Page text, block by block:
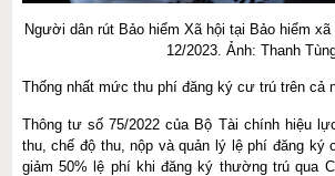
Người dân rút Bảo hiểm Xã hội tại Bảo hiểm
12/2023. Ảnh: Thanh
Thống nhất mức thu phí đăng ký cư trú trên cả
Thông tư số 75/2022 của Bộ Tài chính hiệu
thu, chế độ thu, nộp và quản lý lệ phí đăng ký
giảm 50% lệ phí khi đăng ký thường trú qua